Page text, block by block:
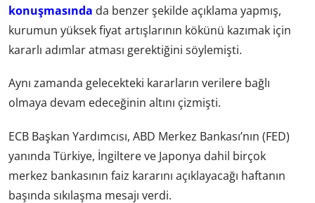
konuşmasında da benzer şekilde açıklama yapmış,
kurumun yüksek fiyat artışlarının kökünü kazımak için
kararlı adımlar atması gerektiğini söylemişti.
Aynı zamanda gelecekteki kararların verilere bağlı
olmaya devam edeceğinin altını çizmişti.
ECB Başkan Yardımcısı, ABD Merkez Bankası’nın (FED)
yanında Türkiye, İngiltere ve Japonya dahil birçok
merkez bankasının faiz kararını açıklayacağı haftanın
başında sıkılaşma mesajı verdi.